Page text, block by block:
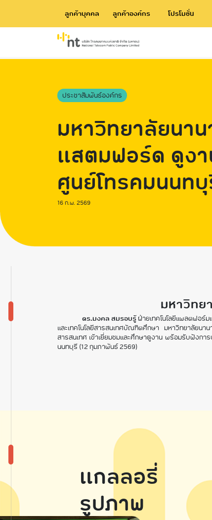
ลูกค้าบุคคล ลูกค้าองค์กร โปรโมชั่น
ประชาสัมพันธ์องค์กร
มหาวิทยาลัยนา
แสตมฟอร์ด ดูงา
ศูนย์โทรคมนนท
16 ก.พ. 2569
มหาวิทย
ดร.มงคล สมรอบรู้ฝ่ายเทคโนโลยีแพลตฟอร์
และเทคโนโลยีสารสนเทศบัณฑิตศึกษา มหาวิทยาลัย
สารสนเทศ เข้าเยี่ยมชมและศึกษาดูงาน พร้อมรับฟังกา
นนทบุรี (12 กุมภาพันธ์ 2569)
แกลลอรี่
รูปภาพ